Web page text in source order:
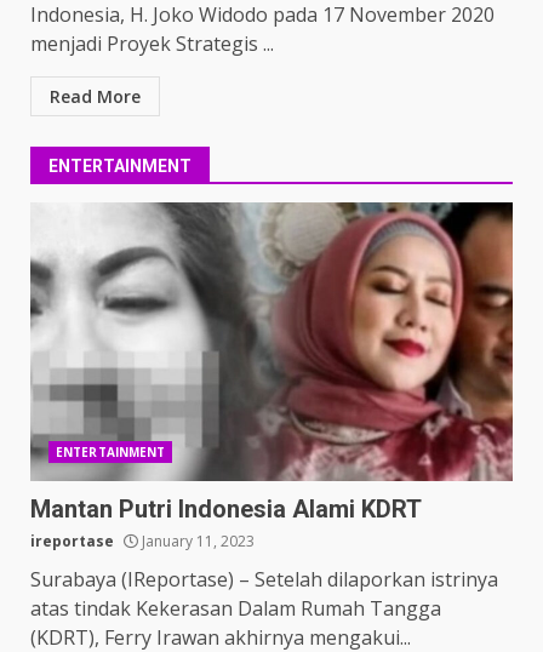
Indonesia, H. Joko Widodo pada 17 November 2020
menjadi Proyek Strategis ...
Read More
ENTERTAINMENT
ENTERTAINMENT
Mantan Putri Indonesia Alami KDRT
ireportase January 11, 2023
Surabaya (IReportase) – Setelah dilaporkan istrinya
atas tindak Kekerasan Dalam Rumah Tangga
(KDRT), Ferry Irawan akhirnya mengakui...